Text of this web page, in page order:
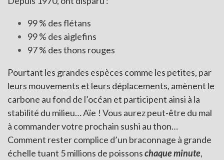
99 % des flétans
99 % des aiglefins
97 % des thons rouges
Pourtant les grandes espèces comme les petites, par
leurs mouvements et leurs déplacements, amènent le
carbone au fond de l’océan et participent ainsi à la
stabilité du milieu… Aïe ! Vous aurez peut-être du mal
à commander votre prochain sushi au thon…
Comment rester complice d’un braconnage à grande
échelle tuant 5 millions de poissonschaque minute,